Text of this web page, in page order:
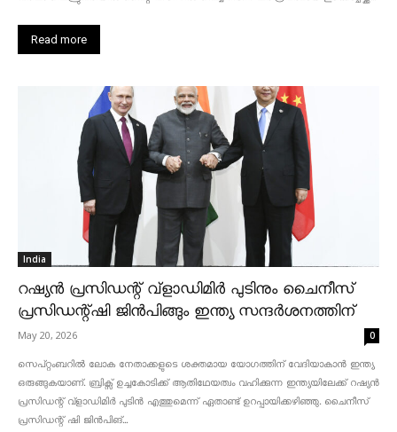
Read more
India
റഷ്യൻ പ്രസിഡന്റ് വ്‌ളാഡിമിർ പുടിനും ചൈനീസ്
പ്രസിഡന്റ്ഷി ജിൻപിങ്ങും ഇന്ത്യ സന്ദർശനത്തിന്
May 20, 2026 0
സെപ്റ്റംബറിൽ ലോക നേതാക്കളുടെ ശക്തമായ യോഗത്തിന് വേദിയാകാൻ ഇന്ത്യ
ഒരുങ്ങുകയാണ്. ബ്രിക്സ് ഉച്ചകോടിക്ക് ആതിഥേയത്വം വഹിക്കുന്ന ഇന്ത്യയിലേക്ക് റഷ്യൻ
പ്രസിഡന്റ് വ്‌ളാഡിമിർ പുടിൻ എത്തുമെന്ന് ഏതാണ്ട് ഉറപ്പായിക്കഴിഞ്ഞു. ചൈനീസ്
പ്രസിഡന്റ് ഷി ജിൻപിങ്...